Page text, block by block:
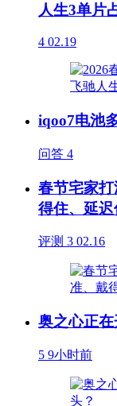
人生3单片
4 02.19
iqoo7电池
问答 4
春节宅家
得住、延迟
评测 3 02.16
奥之心正在
5 9小时前